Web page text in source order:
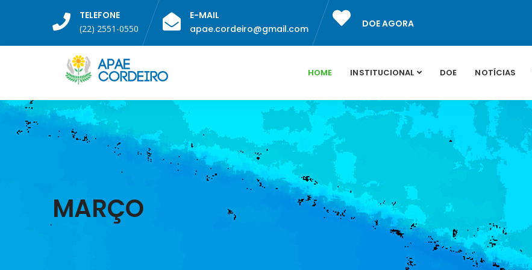
TELEFONE
(22) 2551-0550
E-MAIL
apae.cordeiro@gmail.com
DOE AGORA
HOME INSTITUCIONAL DOE NOTÍCIAS
MARÇO